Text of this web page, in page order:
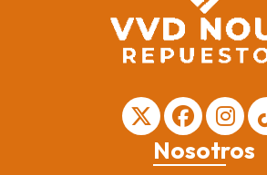
Nosotros